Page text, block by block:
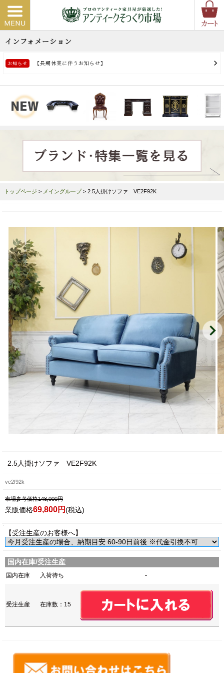
トップページ > メイングループ > 2.5人掛けソファ VE2F92K
2.5人掛けソファ VE2F92K
ve2f92k
市場参考価格148,000円
業販価格69,800円(税込)
【受注生産のお客様へ】
国内在庫/受注生産
国内在庫 入荷待ち -
受注生産 在庫数：15